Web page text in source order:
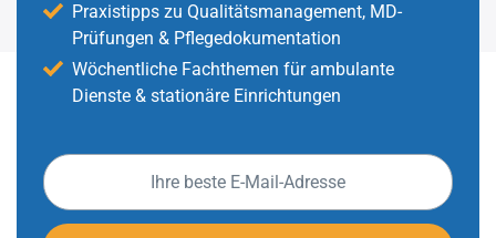
Praxistipps zu Qualitätsmanagement, MD-
Prüfungen & Pflegedokumentation
Wöchentliche Fachthemen für ambulante
Dienste & stationäre Einrichtungen
E-
Mail-
Adresse